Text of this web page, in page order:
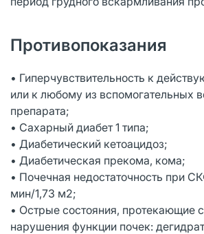
Противопоказания
• Гиперчувствительность к
или к любому из вспомогательных
препарата;
• Сахарный диабет 1 типа;
• Диабетический кетоацидоз;
• Диабетическая прекома, кома;
• Почечная недостаточность при
мин/1,73 м2;
• Острые состояния, протекающие
нарушения функции почек: